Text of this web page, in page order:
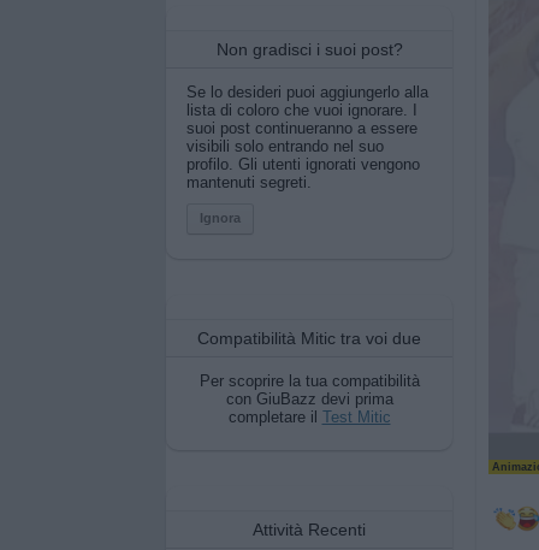
Non gradisci i suoi post?
Se lo desideri puoi aggiungerlo alla
lista di coloro che vuoi ignorare. I
suoi post continueranno a essere
visibili solo entrando nel suo
profilo. Gli utenti ignorati vengono
mantenuti segreti.
Ignora
Compatibilità Mitic tra voi due
Per scoprire la tua compatibilità
con GiuBazz devi prima
completare il Test Mitic
Attività Recenti